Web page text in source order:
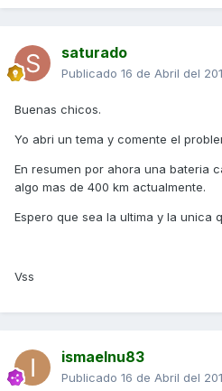
saturado
Publicado 16 de Abril del
Buenas chicos.
Yo abri un tema y comente el
En resumen por ahora una bateria
algo mas de 400 km actualmente.
Espero que sea la ultima y la unica
Vss
ismaelnu83
Publicado 16 de Abril del